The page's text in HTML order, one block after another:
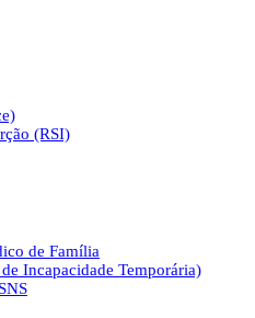
(RSI)
de Família
Incapacidade Temporária)